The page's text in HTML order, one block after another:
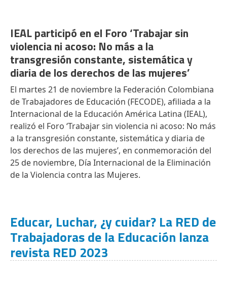
IEAL participó en el Foro ‘Trabajar sin
violencia ni acoso: No más a la
transgresión constante, sistemática y
diaria de los derechos de las mujeres’
El martes 21 de noviembre la Federación Colombiana
de Trabajadores de Educación (FECODE), afiliada a la
Internacional de la Educación América Latina (IEAL),
realizó el Foro ‘Trabajar sin violencia ni acoso: No más
a la transgresión constante, sistemática y diaria de
los derechos de las mujeres’, en conmemoración del
25 de noviembre, Día Internacional de la Eliminación
de la Violencia contra las Mujeres.
Educar, Luchar, ¿y cuidar? La RED de
Trabajadoras de la Educación lanza
revista RED 2023